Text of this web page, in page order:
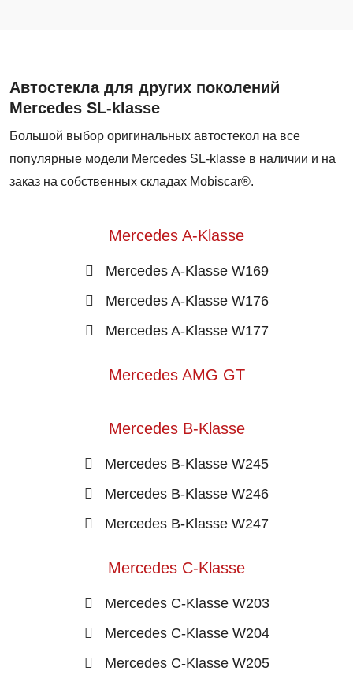
Автостекла для других поколений
Mercedes SL-klasse
Большой выбор оригинальных автостекол на все
популярные модели Mercedes SL-klasse в наличии и на
заказ на собственных складах Mobiscar®.
Mercedes A-Klasse
Mercedes A-Klasse W169
Mercedes A-Klasse W176
Mercedes A-Klasse W177
Mercedes AMG GT
Mercedes B-Klasse
Mercedes B-Klasse W245
Mercedes B-Klasse W246
Mercedes B-Klasse W247
Mercedes C-Klasse
Mercedes C-Klasse W203
Mercedes C-Klasse W204
Mercedes C-Klasse W205